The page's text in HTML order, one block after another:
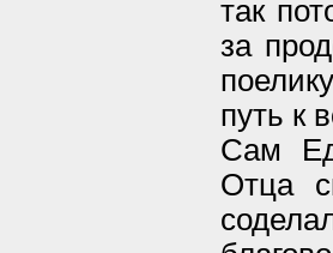
так
за
путь к
Сам
Отца